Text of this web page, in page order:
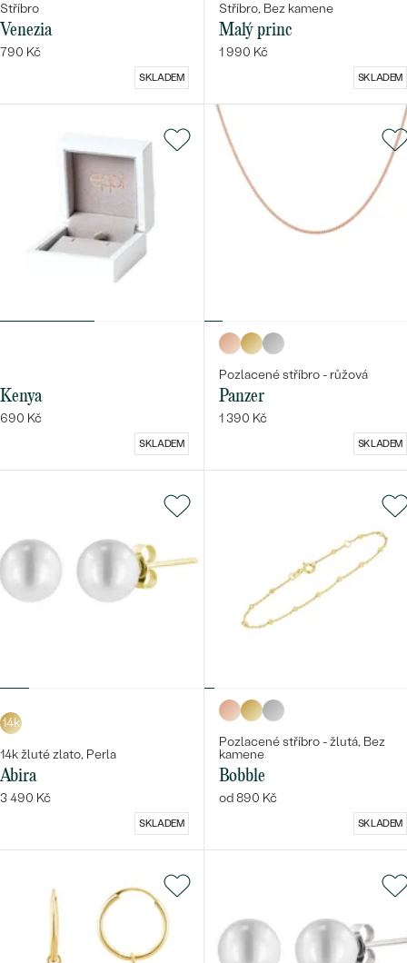
Stříbro
Venezia
790 Kč
SKLADEM
Stříbro, Bez kamene
Malý princ
1 990 Kč
SKLADEM
Kenya
690 Kč
SKLADEM
Pozlacené stříbro - růžová
Panzer
1 390 Kč
SKLADEM
14k
14k žluté zlato, Perla
Abira
3 490 Kč
SKLADEM
Pozlacené stříbro - žlutá, Bez
kamene
Bobble
od 890 Kč
SKLADEM